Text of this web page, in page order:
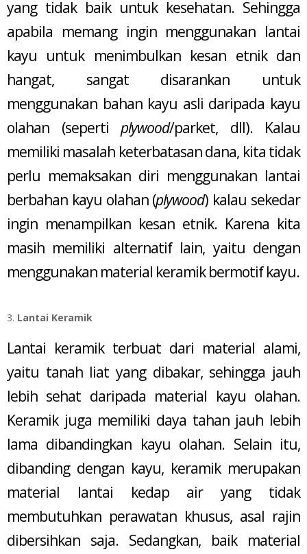
yang tidak baik untuk kesehatan. Sehingga
apabila memang ingin menggunakan lantai
kayu untuk menimbulkan kesan etnik dan
hangat, sangat disarankan untuk
menggunakan bahan kayu asli daripada kayu
olahan (seperti plywood/parket, dll). Kalau
memiliki masalah keterbatasan dana, kita tidak
perlu memaksakan diri menggunakan lantai
berbahan kayu olahan (plywood) kalau sekedar
ingin menampilkan kesan etnik. Karena kita
masih memiliki alternatif lain, yaitu dengan
menggunakan material keramik bermotif kayu.
Lantai Keramik
Lantai keramik terbuat dari material alami,
yaitu tanah liat yang dibakar, sehingga jauh
lebih sehat daripada material kayu olahan.
Keramik juga memiliki daya tahan jauh lebih
lama dibandingkan kayu olahan. Selain itu,
dibanding dengan kayu, keramik merupakan
material lantai kedap air yang tidak
membutuhkan perawatan khusus, asal rajin
dibersihkan saja. Sedangkan, baik material